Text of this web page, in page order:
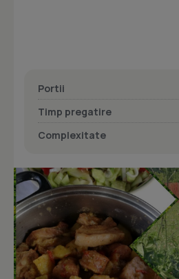
Portii
Timp pregatire
Complexitate